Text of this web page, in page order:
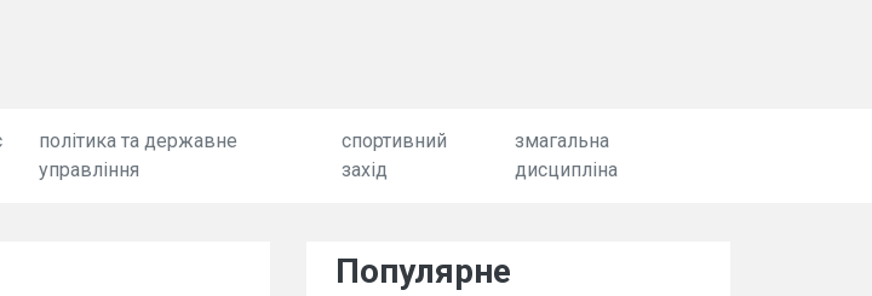
політика та державне
управління
спортивний
захід
змагальна
дисципліна
Популярне